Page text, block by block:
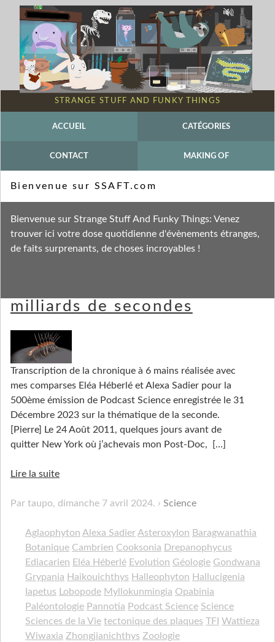
STRANGE STUFF AND FUNKY THINGS
ACCUEIL CATÉGORIES
CONTACT MAKING OF
Fil des commentaires
milliards de secondes
Transcription de la chronique à 6 mains réalisée avec
mes comparses Eléa Héberlé et Alexa Sadier pour la
500ème émission de Podcast Science enregistrée le 31
Décembre 2023 sur la thématique de la seconde.
[Pierre] Le 24 Août 2011, quelques jours avant de
quitter New York où j’achevais mon Post-Doc,
[…]
Lire la suite
Par taupo, dimanche 7 avril 2024. Science
Aglaophyton Alexa Sadier Asteroxylon Baragwanathia
Botanique Cambrien Cooksonia Drepanophycus
Ediacarien Eléa Héberlé Evolution Géologie Gondwana
Grypania Haikouichthys Halleophyton Hallucigenia
Iapetus Lobopode Myllokunmingia Opabinia
Paléontologie Pannotia Podcast Science Science
Sciences de la Vie tectonique des plaques TFI Wattieza
Wiwaxia Zhongjianichthys Zoologie
Bienvenue sur SSAFT.com
Bienvenue sur Strange Stuff And Funky Things: Venez
trouver ici votre dose quotidienne d'évènements étranges,
de faits surprenants, de choses incroyables !